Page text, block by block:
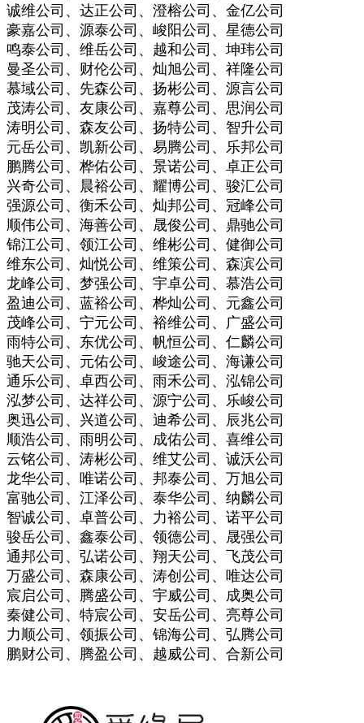
诚维公司、达正公司、澄榕公司、金亿公司
豪嘉公司、源泰公司、峻阳公司、星德公司
鸣泰公司、维岳公司、越和公司、坤玮公司
曼圣公司、财伦公司、灿旭公司、祥隆公司
慕域公司、先森公司、扬彬公司、源言公司
茂涛公司、友康公司、嘉尊公司、思润公司
涛明公司、森友公司、扬特公司、智升公司
元岳公司、凯新公司、易腾公司、乐邦公司
鹏腾公司、桦佑公司、景诺公司、卓正公司
兴奇公司、晨裕公司、耀博公司、骏汇公司
强源公司、衡禾公司、灿邦公司、冠峰公司
顺伟公司、海善公司、晟俊公司、鼎驰公司
锦江公司、领江公司、维彬公司、健御公司
维东公司、灿悦公司、维策公司、森滨公司
龙峰公司、梦强公司、宇卓公司、慕浩公司
盈迪公司、蓝裕公司、桦灿公司、元鑫公司
茂峰公司、宁元公司、裕维公司、广盛公司
雨特公司、东优公司、帆恒公司、仁麟公司
驰天公司、元佑公司、峻途公司、海谦公司
通乐公司、卓西公司、雨禾公司、泓锦公司
泓梦公司、达祥公司、源宁公司、乐峻公司
奥迅公司、兴道公司、迪希公司、辰兆公司
顺浩公司、雨明公司、成佑公司、喜维公司
云铭公司、涛彬公司、维艾公司、诚沃公司
龙华公司、唯诺公司、邦泰公司、万旭公司
富驰公司、江泽公司、泰华公司、纳麟公司
智诚公司、卓普公司、力裕公司、诺平公司
骏岳公司、鑫泰公司、领德公司、晟强公司
通邦公司、弘诺公司、翔天公司、飞茂公司
万盛公司、森康公司、涛创公司、唯达公司
宸启公司、腾盛公司、宇威公司、成奥公司
秦健公司、特宸公司、安岳公司、亮尊公司
力顺公司、领振公司、锦海公司、弘腾公司
鹏财公司、腾盈公司、越威公司、合新公司